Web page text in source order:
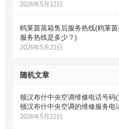
2026年5月12日
鸥莱茵蒸箱售后服务热线(鸥莱
服务热线是多少？)
2026年5月21日
随机文章
顿汉布什中央空调维修电话号码(
顿汉布什中央空调的维修服务电
2026年5月22日